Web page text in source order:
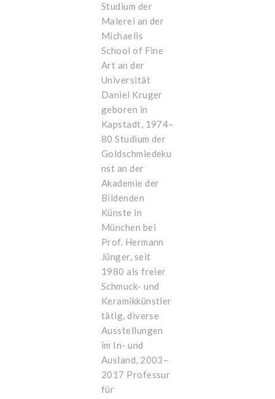
Studium der
Malerei an der
Michaelis
School of Fine
Art an der
Universität
Daniel Kruger
geboren in
Kapstadt, 1974–
80 Studium der
Goldschmiedeku
nst an der
Akademie der
Bildenden
Künste in
München bei
Prof. Hermann
Jünger, seit
1980 als freier
Schmuck- und
Keramikkünstler
tätig, diverse
Ausstellungen
im In- und
Ausland, 2003–
2017 Professur
für